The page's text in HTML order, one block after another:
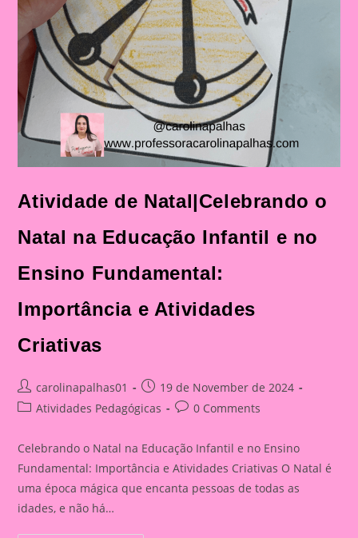
Atividade de Natal|Celebrando o
Natal na Educação Infantil e no
Ensino Fundamental:
Importância e Atividades
Criativas
Post
author:
carolinapalhas01
Post
published:
19 de November de 2024
PostAtividades Pedagógicas
Post0 Comments
Celebrando o Natal na Educação Infantil e no Ensino
Fundamental: Importância e Atividades Criativas O Natal é
uma época mágica que encanta pessoas de todas as
idades, e não há…